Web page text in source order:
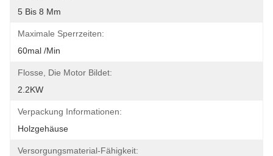
5 Bis 8 Mm
Maximale Sperrzeiten:
60mal /min
Flosse, Die Motor Bildet:
2.2KW
Verpackung Informationen:
Holzgehäuse
Versorgungsmaterial-Fähigkeit: